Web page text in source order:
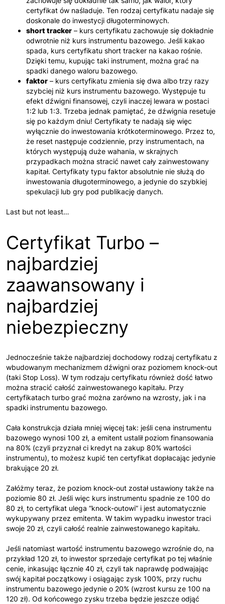
certyfikat ów naśladuje. Ten rodzaj certyfikatu nadaje się
doskonale do inwestycji długoterminowych.
short tracker – kurs certyfikatu zachowuje się dokładnie
odwrotnie niż kurs instrumentu bazowego. Jeśli kakao
spada, kurs certyfikatu short tracker na kakao rośnie.
Dzięki temu, kupując taki instrument, można grać na
spadki danego waloru bazowego.
faktor – kurs certyfikatu zmienia się dwa albo trzy razy
szybciej niż kurs instrumentu bazowego. Występuje tu
efekt dźwigni finansowej, czyli inaczej lewara w postaci
1:2 lub 1:3. Trzeba jednak pamiętać, że dźwignia resetuje
się po każdym dniu! Certyfikaty te nadają się więc
wyłącznie do inwestowania krótkoterminowego. Przez to,
że reset następuje codziennie, przy instrumentach, na
których występują duże wahania, w skrajnych
przypadkach można stracić nawet cały zainwestowany
kapitał. Certyfikaty typu faktor absolutnie nie służą do
inwestowania długoterminowego, a jedynie do szybkiej
spekulacji lub gry pod publikację danych.
Last but not least…
Certyfikat Turbo –
najbardziej
zaawansowany i
najbardziej
niebezpieczny
Jednocześnie także najbardziej dochodowy rodzaj certyfikatu z
wbudowanym mechanizmem dźwigni oraz poziomem knock-out
(taki Stop Loss). W tym rodzaju certyfikatu również dość łatwo
można stracić całość zainwestowanego kapitału. Przy
certyfikatach turbo grać można zarówno na wzrosty, jak i na
spadki instrumentu bazowego.
Cała konstrukcja działa mniej więcej tak: jeśli cena instrumentu
bazowego wynosi 100 zł, a emitent ustalił poziom finansowania
na 80% (czyli przyznał ci kredyt na zakup 80% wartości
instrumentu), to możesz kupić ten certyfikat dopłacając jedynie
brakujące 20 zł.
Załóżmy teraz, że poziom knock-out został ustawiony także na
poziomie 80 zł. Jeśli więc kurs instrumentu spadnie ze 100 do
80 zł, to certyfikat ulega “knock-outowi” i jest automatycznie
wykupywany przez emitenta. W takim wypadku inwestor traci
swoje 20 zł, czyli całość realnie zainwestowanego kapitału.
Jeśli natomiast wartość instrumentu bazowego wzrośnie do, na
przykład 120 zł, to inwestor sprzedaje certyfikat po tej właśnie
cenie, inkasując łącznie 40 zł, czyli tak naprawdę podwajając
swój kapitał początkowy i osiągając zysk 100%, przy ruchu
instrumentu bazowego jedynie o 20% (wzrost kursu ze 100 na
120 zł). Od końcowego zysku trzeba będzie jeszcze odjąć